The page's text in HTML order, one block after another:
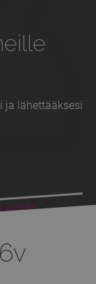
ja lähettääksesi
sisään